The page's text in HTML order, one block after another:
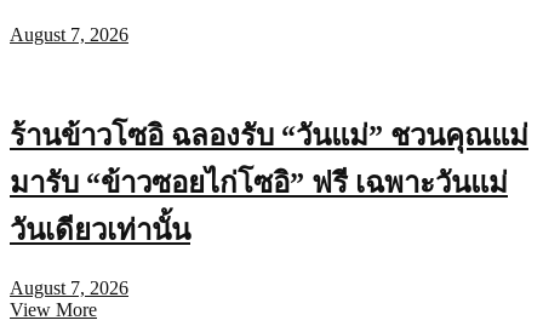
August 7, 2026
ร้านข้าวโซอิ ฉลองรับ “วันแม่” ชวนคุณแม่
มารับ “ข้าวซอยไก่โซอิ” ฟรี เฉพาะวันแม่
วันเดียวเท่านั้น
August 7, 2026
View More